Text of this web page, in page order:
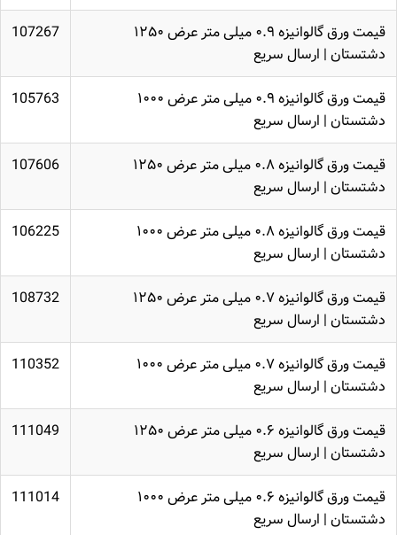
قیمت ورق گالوانیزه ۰.۹ میلی متر عرض ۱۲۵۰
دشتستان | ارسال سریع
107267
قیمت ورق گالوانیزه ۰.۹ میلی متر عرض ۱۰۰۰
دشتستان | ارسال سریع
105763
قیمت ورق گالوانیزه ۰.۸ میلی متر عرض ۱۲۵۰
دشتستان | ارسال سریع
107606
قیمت ورق گالوانیزه ۰.۸ میلی متر عرض ۱۰۰۰
دشتستان | ارسال سریع
106225
قیمت ورق گالوانیزه ۰.۷ میلی متر عرض ۱۲۵۰
دشتستان | ارسال سریع
108732
قیمت ورق گالوانیزه ۰.۷ میلی متر عرض ۱۰۰۰
دشتستان | ارسال سریع
110352
قیمت ورق گالوانیزه ۰.۶ میلی متر عرض ۱۲۵۰
دشتستان | ارسال سریع
111049
قیمت ورق گالوانیزه ۰.۶ میلی متر عرض ۱۰۰۰
دشتستان | ارسال سریع
111014